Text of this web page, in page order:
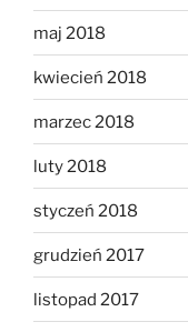
maj 2018
kwiecień 2018
marzec 2018
luty 2018
styczeń 2018
grudzień 2017
listopad 2017